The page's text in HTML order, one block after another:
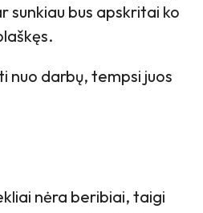
sunkiau bus apskritai ko
nuo darbų, tempsi juos
nėra beribiai, taigi